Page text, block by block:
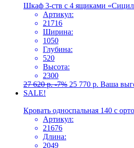
Шкаф 3-ств с 4 ящиками
Артикул:
21716
Ширина:
1050
Глубина:
520
Высота:
2300
27 620р. -7% 25 770 р. Ваша
SALE!
Кровать односпальная 140 с
Артикул:
21676
Длина:
2049